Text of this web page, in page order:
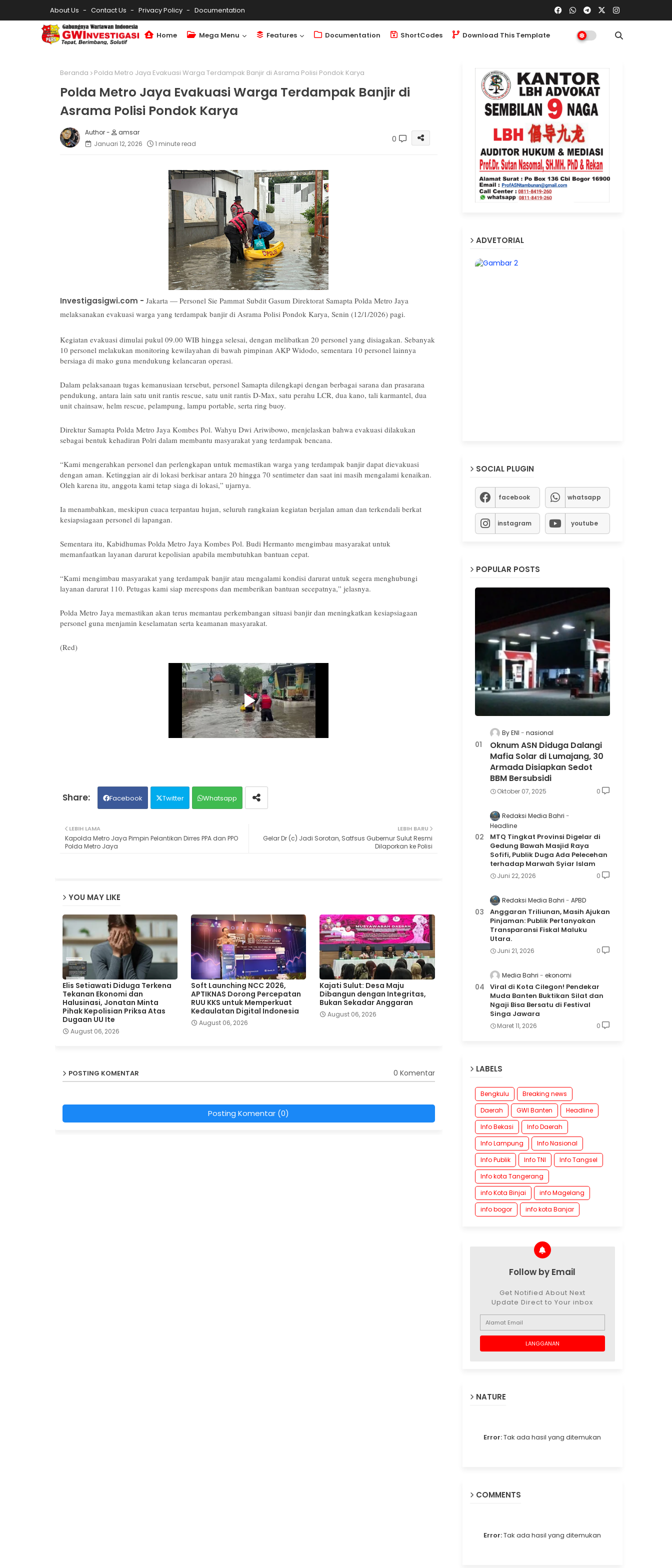
About Us Contact Us Privacy Policy Documentation
Home Mega Menu Features Documentation ShortCodes Download This Template
Beranda Polda Metro Jaya Evakuasi Warga Terdampak Banjir di Asrama Polisi Pondok Karya
Polda Metro Jaya Evakuasi Warga Terdampak Banjir di
Asrama Polisi Pondok Karya
amsar
Januari 12, 2026
1 minute read 0
Investigasigwi.com - Jakarta — Personel Sie Pammat Subdit Gasum Direktorat Samapta Polda Metro Jaya
melaksanakan evakuasi warga yang terdampak banjir di Asrama Polisi Pondok Karya, Senin (12/1/2026) pagi.
Kegiatan evakuasi dimulai pukul 09.00 WIB hingga selesai, dengan melibatkan 20 personel yang disiagakan. Sebanyak
10 personel melakukan monitoring kewilayahan di bawah pimpinan AKP Widodo, sementara 10 personel lainnya
bersiaga di mako guna mendukung kelancaran operasi.
Dalam pelaksanaan tugas kemanusiaan tersebut, personel Samapta dilengkapi dengan berbagai sarana dan prasarana
pendukung, antara lain satu unit rantis rescue, satu unit rantis D-Max, satu perahu LCR, dua kano, tali karmantel, dua
unit chainsaw, helm rescue, pelampung, lampu portable, serta ring buoy.
Direktur Samapta Polda Metro Jaya Kombes Pol. Wahyu Dwi Ariwibowo, menjelaskan bahwa evakuasi dilakukan
sebagai bentuk kehadiran Polri dalam membantu masyarakat yang terdampak bencana.
“Kami mengerahkan personel dan perlengkapan untuk memastikan warga yang terdampak banjir dapat dievakuasi
dengan aman. Ketinggian air di lokasi berkisar antara 20 hingga 70 sentimeter dan saat ini masih mengalami kenaikan.
Oleh karena itu, anggota kami tetap siaga di lokasi,” ujarnya.
Ia menambahkan, meskipun cuaca terpantau hujan, seluruh rangkaian kegiatan berjalan aman dan terkendali berkat
kesiapsiagaan personel di lapangan.
Sementara itu, Kabidhumas Polda Metro Jaya Kombes Pol. Budi Hermanto mengimbau masyarakat untuk
memanfaatkan layanan darurat kepolisian apabila membutuhkan bantuan cepat.
“Kami mengimbau masyarakat yang terdampak banjir atau mengalami kondisi darurat untuk segera menghubungi
layanan darurat 110. Petugas kami siap merespons dan memberikan bantuan secepatnya,” jelasnya.
Polda Metro Jaya memastikan akan terus memantau perkembangan situasi banjir dan meningkatkan kesiapsiagaan
personel guna menjamin keselamatan serta keamanan masyarakat.
(Red)
Facebook Twitter Whatsapp
LEBIH BARU
Gelar Dr (c) Jadi Sorotan, Satfsus Gubernur Sulut Resmi
Dilaporkan ke Polisi
LEBIH LAMA
Kapolda Metro Jaya Pimpin Pelantikan Dirres PPA dan PPO
Polda Metro Jaya
YOU MAY LIKE
Elis Setiawati Diduga Terkena
Tekanan Ekonomi dan
Halusinasi, Jonatan Minta
Pihak Kepolisian Priksa Atas
Dugaan UU Ite
August 06, 2026
Soft Launching NCC 2026,
APTIKNAS Dorong Percepatan
RUU KKS untuk Memperkuat
Kedaulatan Digital Indonesia
August 06, 2026
Kajati Sulut: Desa Maju
Dibangun dengan Integritas,
Bukan Sekadar Anggaran
August 06, 2026
POSTING KOMENTAR 0 Komentar
Posting Komentar (0)
ADVETORIAL
SOCIAL PLUGIN
facebook whatsapp
instagram youtube
POPULAR POSTS
By ENI nasional
Oknum ASN Diduga Dalangi
Mafia Solar di Lumajang, 30
Armada Disiapkan Sedot
BBM Bersubsidi
Oktober 07, 2025 0
Redaksi Media Bahri
Headline
MTQ Tingkat Provinsi Digelar di
Gedung Bawah Masjid Raya
Sofifi, Publik Duga Ada Pelecehan
terhadap Marwah Syiar Islam
Juni 22, 2026 0
Redaksi Media Bahri APBD
Anggaran Triliunan, Masih Ajukan
Pinjaman: Publik Pertanyakan
Transparansi Fiskal Maluku
Utara.
Juni 21, 2026 0
Media Bahri ekonomi
Viral di Kota Cilegon! Pendekar
Muda Banten Buktikan Silat dan
Ngaji Bisa Bersatu di Festival
Singa Jawara
Maret 11, 2026 0
LABELS
Bengkulu
Breaking news
Daerah
GWI Banten
Headline
Info Bekasi
Info Daerah
Info Lampung
Info Nasional
Info Publik
Info TNI
Info Tangsel
Info kota Tangerang
info Kota Binjai
info Magelang
info bogor
info kota Banjar
Follow by Email
Get Notified About Next
Update Direct to Your inbox
NATURE
Error:Tak ada hasil yang ditemukan
COMMENTS
Error:Tak ada hasil yang ditemukan